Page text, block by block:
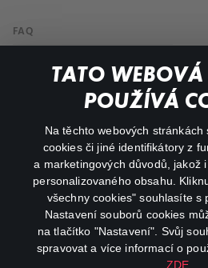
TATO
POUŽÍVÁ
Na těchto webových
cookies či jiné identifikátory z
a marketingových důvodů, jakož
personalizovaného obsahu.
všechny cookies" souhlasíte s
Nastavení souborů cookies
na tlačítko "Nastavení". Svůj
spravovat a více informací o
ZDE
FAQ
Můj účet
Důležité odkazy
facebook